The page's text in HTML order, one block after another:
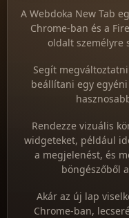
A Webdoka New Tab
Chrome-ban és a
oldalt személyre
Segít
beállítani egy
Rendezze vizuális
widgeteket, például
a megjelenést, és
böngészőből
Akár az új lap
Chrome-ban,